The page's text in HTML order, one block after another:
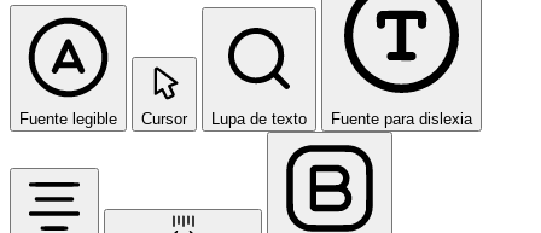
Fuente legible Cursor Lupa de texto Fuente para dislexia